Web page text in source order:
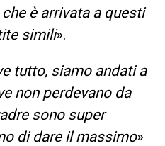
è arrivata a questi
simili».
tutto, siamo andati a
non perdevano da
sono super
di dare il massimo»